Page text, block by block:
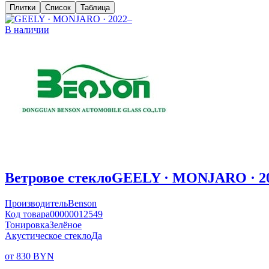
Плитки Список Таблица
В наличии
Ветровое стеклоGEELY · MONJARO ·
ПроизводительBenson
Код товара00000012549
ТонировкаЗелёное
Акустическое стеклоДа
от 830 BYN